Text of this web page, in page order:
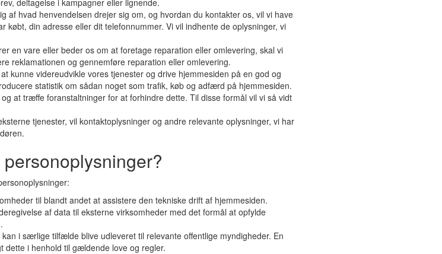
deltagelse i kampagner eller lignende.
af hvad henvendelsen drejer sig om, og hvordan du kontakter os, vil vi have
købt, din adresse eller dit telefonnummer. Vi vil indhente de oplysninger, vi
en vare eller beder os om at foretage reparation eller omlevering, skal vi
reklamationen og gennemføre reparation eller omlevering.
kunne videreudvikle vores tjenester og drive hjemmesiden på en god og
statistik om sådan noget som trafik, køb og adfærd på hjemmesiden.
at træffe foranstaltninger for at forhindre dette. Til disse formål vil vi så vidt
tjenester, vil kontaktoplysninger og andre relevante oplysninger, vi har
til blandt andet at assistere den tekniske drift af hjemmesiden.
af data til eksterne virksomheder med det formål at opfylde
i særlige tilfælde blive udleveret til relevante offentlige myndigheder. En
dette i henhold til gældende love og regler.